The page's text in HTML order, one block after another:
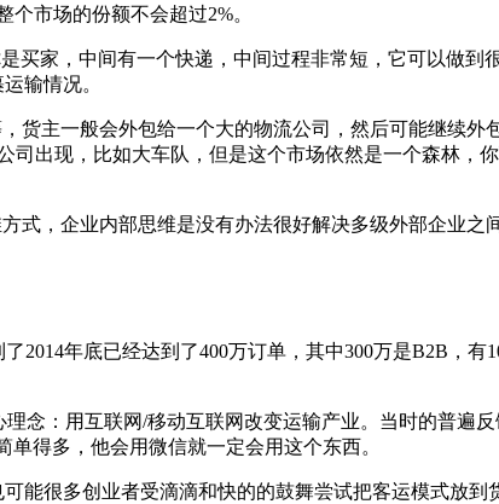
市场的份额不会超过2%。
买家，中间有一个快递，中间过程非常短，它可以做到
输情况。
货主一般会外包给一个大的物流公司，然后可能继续外
出现，比如大车队，但是这个市场依然是一个森林，
式，企业内部思维是没有办法很好解决多级外部企业之
2014年底已经达到了400万订单，其中300万是B2B，有
念：用互联网/移动互联网改变运输产业。当时的普遍
得多，他会用微信就一定会用这个东西。
能很多创业者受滴滴和快的的鼓舞尝试把客运模式放到